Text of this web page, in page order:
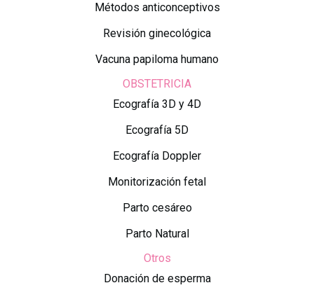
Métodos anticonceptivos
Revisión ginecológica
Vacuna papiloma humano
OBSTETRICIA
Ecografía 3D y 4D
Ecografía 5D
Ecografía Doppler
Monitorización fetal
Parto cesáreo
Parto Natural
Otros
Donación de esperma